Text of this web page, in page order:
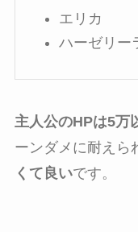
エリカ
ハーゼリー
主人公のHPは5万
ーンダメに耐えら
くて良いです。